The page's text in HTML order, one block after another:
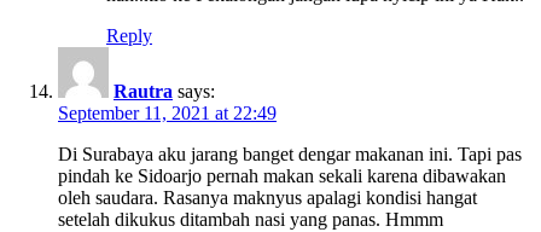
Reply
Rautra says:
September 11, 2021 at 22:49
Di Surabaya aku jarang banget dengar makanan ini. Tapi pas
pindah ke Sidoarjo pernah makan sekali karena dibawakan
oleh saudara. Rasanya maknyus apalagi kondisi hangat
setelah dikukus ditambah nasi yang panas. Hmmm